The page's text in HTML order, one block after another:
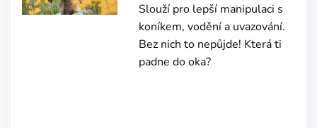
Slouží pro lepší manipulaci s
koníkem, vodění a uvazování.
Bez nich to nepůjde! Která ti
padne do oka?